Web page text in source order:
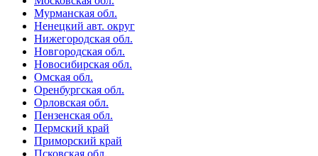
Мурманская обл.
Ненецкий авт. округ
Нижегородская обл.
Новгородская обл.
Новосибирская обл.
Омская обл.
Оренбургская обл.
Орловская обл.
Пензенская обл.
Пермский край
Приморский край
Псковская обл.